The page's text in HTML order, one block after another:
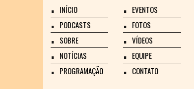
INÍCIO
PODCASTS
SOBRE
NOTÍCIAS
PROGRAMAÇÃO
EVENTOS
FOTOS
VÍDEOS
EQUIPE
CONTATO